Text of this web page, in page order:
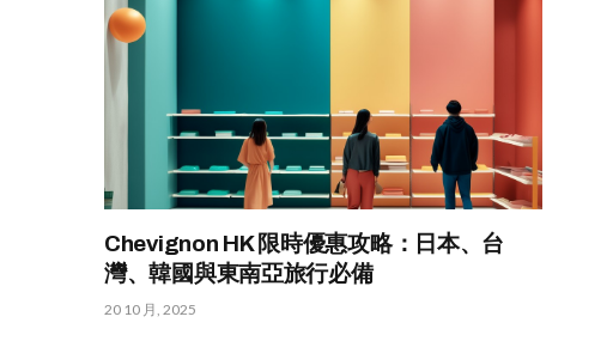
Chevignon HK 限時優惠攻略：日本、台
灣、韓國與東南亞旅行必備
20 10 月, 2025